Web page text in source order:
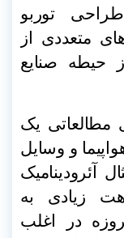
توربو
متعددی از
حیطه صنایع
مطالعاتی یک
و وسایل
آئرودینامیک
زیادی به
در اغلب